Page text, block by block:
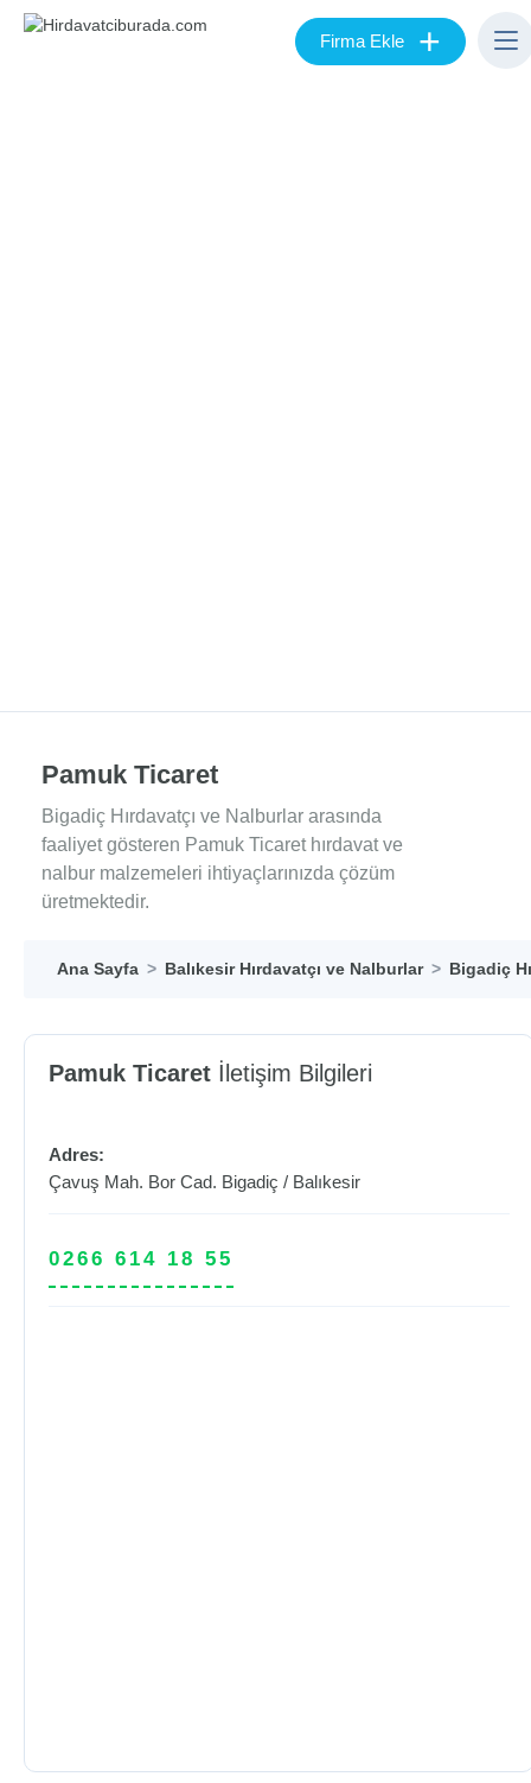
Firma Ekle +
Pamuk Ticaret
Bigadiç Hırdavatçı ve Nalburlar arasında
faaliyet gösteren Pamuk Ticaret hırdavat ve
nalbur malzemeleri ihtiyaçlarınızda çözüm
üretmektedir.
Ana Sayfa Balıkesir Hırdavatçı ve Nalburlar Bigadiç
Pamuk Ticaret İletişim Bilgileri
Adres:
Çavuş Mah. Bor Cad. Bigadiç / Balıkesir
0266 614 18 55